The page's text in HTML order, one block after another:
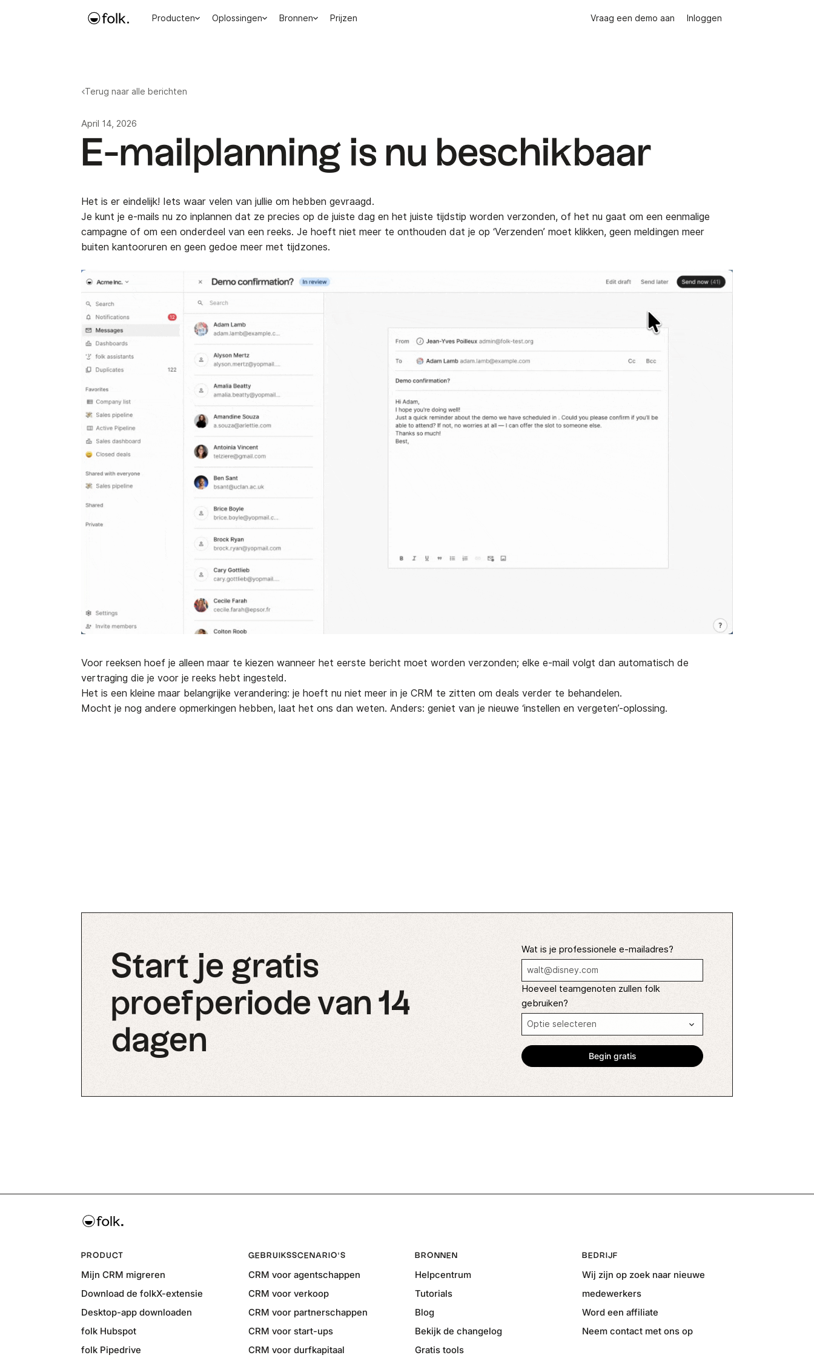
Producten Oplossingen Bronnen Prijzen Vraag een demo aan Inloggen
Terug naar alle berichten
April 14, 2026
E-mailplanning is nu beschikbaar
Het is er eindelijk! Iets waar velen van jullie om hebben gevraagd.
Je kunt je e-mails nu zo inplannen dat ze precies op de juiste dag en het juiste tijdstip worden verzonden, of het nu gaat om een eenmalige
campagne of om een onderdeel van een reeks. Je hoeft niet meer te onthouden dat je op ‘Verzenden’ moet klikken, geen meldingen meer
buiten kantooruren en geen gedoe meer met tijdzones.
Voor reeksen hoef je alleen maar te kiezen wanneer het eerste bericht moet worden verzonden; elke e-mail volgt dan automatisch de
vertraging die je voor je reeks hebt ingesteld.
Het is een kleine maar belangrijke verandering: je hoeft nu niet meer in je CRM te zitten om deals verder te behandelen.
Mocht je nog andere opmerkingen hebben, laat het ons dan weten. Anders: geniet van je nieuwe ‘instellen en vergeten’-oplossing.
Start je gratis
proefperiode van 14
dagen
Wat is je professionele e-mailadres?
Hoeveel teamgenoten zullen folk
gebruiken?
PRODUCT
Mijn CRM migreren
Download de folkX-extensie
Desktop-app downloaden
folk Hubspot
folk Pipedrive
GEBRUIKSSCENARIO'S
CRM voor agentschappen
CRM voor verkoop
CRM voor partnerschappen
CRM voor start-ups
CRM voor durfkapitaal
BRONNEN
Helpcentrum
Tutorials
Blog
Bekijk de changelog
Gratis tools
BEDRIJF
Wij zijn op zoek naar nieuwe
medewerkers
Word een affiliate
Neem contact met ons op